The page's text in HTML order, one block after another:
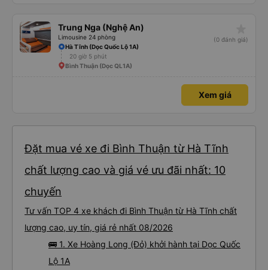
Trung Nga (Nghệ An)
Limousine 24 phòng
(0 đánh giá)
Hà Tĩnh (Dọc Quốc Lộ 1A)
20 giờ 5 phút
Bình Thuận (Dọc QL1A)
Xem giá
Đặt mua vé xe đi Bình Thuận từ Hà Tĩnh
chất lượng cao và giá vé ưu đãi nhất: 10
chuyến
Tư vấn TOP 4 xe khách đi Bình Thuận từ Hà Tĩnh chất
lượng cao, uy tín, giá rẻ nhất 08/2026
🚌 1. Xe Hoàng Long (Đỏ) khởi hành tại Dọc Quốc
Lộ 1A